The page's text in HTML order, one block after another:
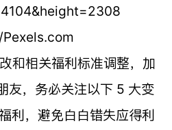
和相关福利标准调整，加
友，务必关注以下 5 大变
利，避免白白错失应得利